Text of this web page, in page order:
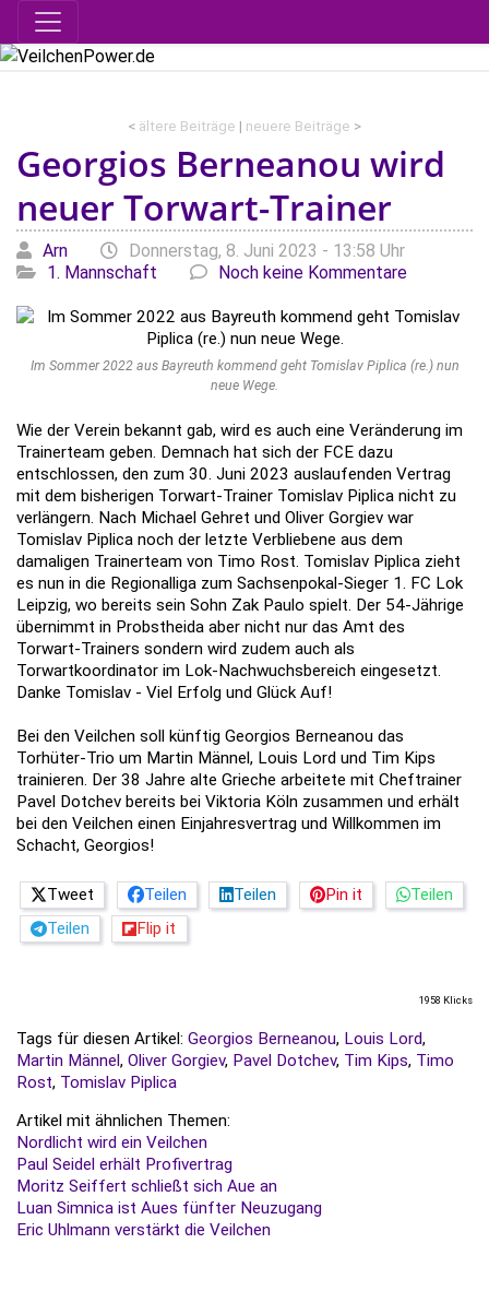
< ältere Beiträge | neuere Beiträge >
Georgios Berneanou wird
neuer Torwart-Trainer
Geschrieben von
Arn am Donnerstag, 8. Juni 2023 - 13:58 Uhr
1. Mannschaft
Noch keine Kommentare
Im Sommer 2022 aus Bayreuth kommend geht Tomislav Piplica (re.) nun
neue Wege.
Wie der Verein bekannt gab, wird es auch eine Veränderung im
Trainerteam geben. Demnach hat sich der FCE dazu
entschlossen, den zum 30. Juni 2023 auslaufenden Vertrag
mit dem bisherigen Torwart-Trainer Tomislav Piplica nicht zu
verlängern. Nach Michael Gehret und Oliver Gorgiev war
Tomislav Piplica noch der letzte Verbliebene aus dem
damaligen Trainerteam von Timo Rost. Tomislav Piplica zieht
es nun in die Regionalliga zum Sachsenpokal-Sieger 1. FC Lok
Leipzig, wo bereits sein Sohn Zak Paulo spielt. Der 54-Jährige
übernimmt in Probstheida aber nicht nur das Amt des
Torwart-Trainers sondern wird zudem auch als
Torwartkoordinator im Lok-Nachwuchsbereich eingesetzt.
Danke Tomislav - Viel Erfolg und Glück Auf!
Bei den Veilchen soll künftig Georgios Berneanou das
Torhüter-Trio um Martin Männel, Louis Lord und Tim Kips
trainieren. Der 38 Jahre alte Grieche arbeitete mit Cheftrainer
Pavel Dotchev bereits bei Viktoria Köln zusammen und erhält
bei den Veilchen einen Einjahresvertrag und Willkommen im
Schacht, Georgios!
Tweet Teilen Teilen Pin it
Teilen
Teilen
Flip it
1958 Klicks
Tags für diesen Artikel: Georgios Berneanou, Louis Lord,
Martin Männel, Oliver Gorgiev, Pavel Dotchev, Tim Kips, Timo
Rost, Tomislav Piplica
Artikel mit ähnlichen Themen:
Nordlicht wird ein Veilchen
Paul Seidel erhält Profivertrag
Moritz Seiffert schließt sich Aue an
Luan Simnica ist Aues fünfter Neuzugang
Eric Uhlmann verstärkt die Veilchen